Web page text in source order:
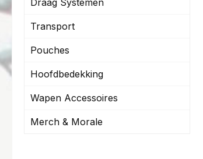
Draag Systemen
Transport
Pouches
Hoofdbedekking
Wapen Accessoires
Merch & Morale